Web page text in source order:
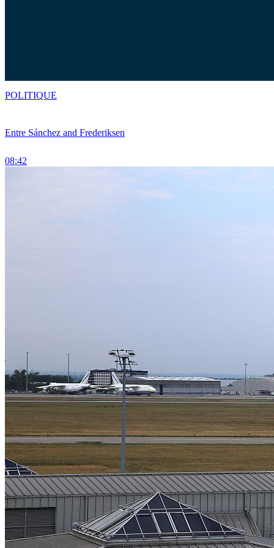
Entre Sánchez and Frederiksen
08:42
POLITIQUE